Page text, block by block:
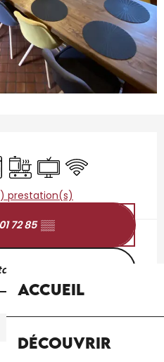
Accueil
Découvrir
vaisselle
Plaque de cuisson
Télévision
WiFi
prestation(s)
72 85 ▒▒
nous